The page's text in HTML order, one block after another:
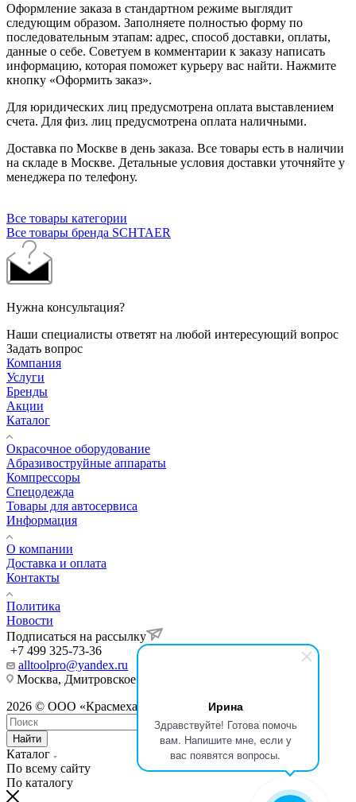
Ирина
Здравствуйте! Готова помочь
вам. Напишите мне, если у
вас появятся вопросы.
Оформление заказа в стандартном режиме выглядит
следующим образом. Заполняете полностью форму по
последовательным этапам: адрес, способ доставки, оплаты,
данные о себе. Советуем в комментарии к заказу написать
информацию, которая поможет курьеру вас найти. Нажмите
кнопку «Оформить заказ».
Для юридических лиц предусмотрена оплата выставлением
счета. Для физ. лиц предусмотрена оплата наличными.
Доставка по Москве в день заказа. Все товары есть в наличии
на складе в Москве. Детальные условия доставки уточняйте у
менеджера по телефону.
Все товары категории
Все товары бренда SCHTAER
Нужна консультация?
Наши специалисты ответят на любой интересующий вопрос
Задать вопрос
Компания
Услуги
Бренды
Акции
Каталог
Окрасочное оборудование
Aбразивоструйные аппараты
Компрессоры
Спецодежда
Товары для автосервиса
Информация
О компании
Доставка и оплата
Контакты
Политика
Новости
Подписаться на рассылку
+7 499 325-73-36
alltoolpro@yandex.ru
Москва, Дмитровское шоссе , д 81
2026 © ООО «Красмеханика»
Найти
Каталог
По всему сайту
По каталогу